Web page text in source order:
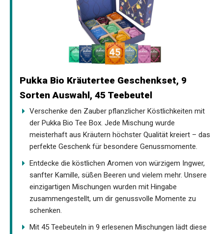
Pukka Bio Kräutertee Geschenkset, 9
Sorten Auswahl, 45 Teebeutel
Verschenke den Zauber pflanzlicher Köstlichkeiten mit
der Pukka Bio Tee Box. Jede Mischung wurde
meisterhaft aus Kräutern höchster Qualität kreiert – das
perfekte Geschenk für besondere Genussmomente.
Entdecke die köstlichen Aromen von würzigem Ingwer,
sanfter Kamille, süßen Beeren und vielem mehr. Unsere
einzigartigen Mischungen wurden mit Hingabe
zusammengestellt, um dir genussvolle Momente zu
schenken.
Mit 45 Teebeuteln in 9 erlesenen Mischungen lädt diese